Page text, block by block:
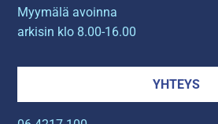
Myymälä avoinna
arkisin klo 8.00-16.00
YHTEYS